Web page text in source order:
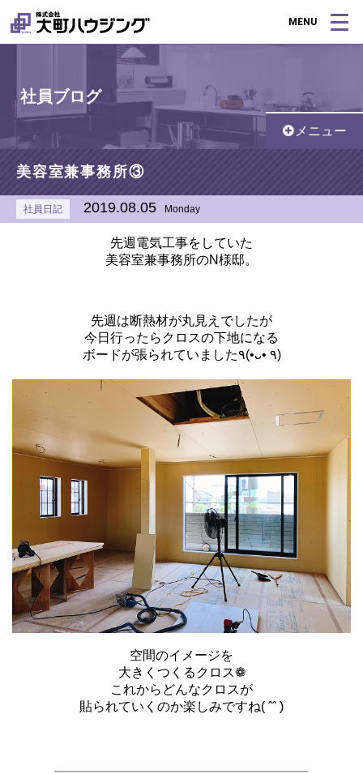
MENU
社員ブログ
メニュー
美容室兼事務所③
社員日記 2019.08.05 Monday
先週電気工事をしていた
美容室兼事務所のN様邸。
先週は断熱材が丸見えでしたが
今日行ったらクロスの下地になる
ボードが張られていました٩(•ᴗ• ٩)
空間のイメージを
大きくつくるクロス❁
これからどんなクロスが
貼られていくのか楽しみですね( ˆˆ )